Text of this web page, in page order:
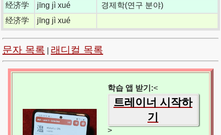
经济学
jīng jì xué
경제학(연구 분야)
经济学
jīng jì xué
문자 목록 래디컬 목록
학습 앱 받기:<
트레이너 시작하
기
>